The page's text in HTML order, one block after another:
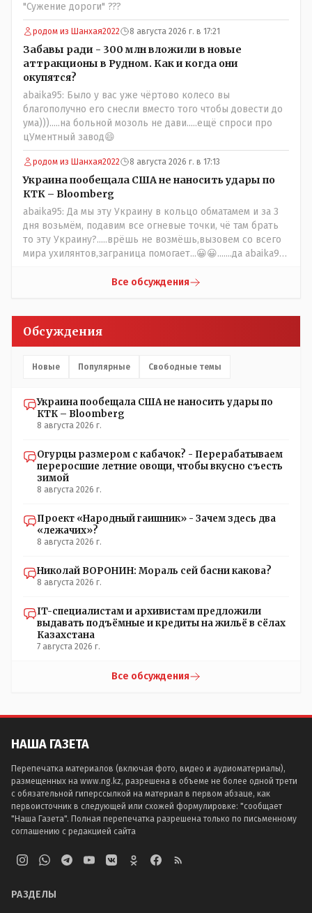
"Сужение дороги" ???
родом из Шанхая2022 8 августа 2026 г. в 17:21
Забавы ради - 300 млн вложили в новые
аттракционы в Рудном. Как и когда они
окупятся?
abaika95: Было у вас уже чёртово колесо вы
благополучно его снесли вместо того чтобы довести до
ума))).....на больной мозоль не дави.....ещё спроси про
цУментный завод😄
родом из Шанхая2022 8 августа 2026 г. в 17:13
Украина пообещала США не наносить удары по
КТК – Bloomberg
abaika95: Да мы эту Украину в кольцо обматамем и за 3
дня возьмём, подавим все огневые точки, чё там брать
то эту Украину?.....врёшь не возмёшь,вызовем со всего
мира ухилянтов,заграница помогает...😀😀.......да abaika95
Все обсуждения
Обсуждения
Новые Популярные Свободные темы
Украина пообещала США не наносить удары по
КТК – Bloomberg
8 августа 2026 г.
Огурцы размером с кабачок? - Перерабатываем
переросшие летние овощи, чтобы вкусно съесть
зимой
8 августа 2026 г.
Проект «Народный гаишник» - Зачем здесь два
«лежачих»?
8 августа 2026 г.
Николай ВОРОНИН: Мораль сей басни какова?
8 августа 2026 г.
IT-специалистам и архивистам предложили
выдавать подъёмные и кредиты на жильё в сёлах
Казахстана
7 августа 2026 г.
Все обсуждения
НАША ГАЗЕТА
Перепечатка материалов (включая фото, видео и аудиоматериалы),
размещенных на www.ng.kz, разрешена в объеме не более одной трети
с обязательной гиперссылкой на материал в первом абзаце, как
первоисточник в следующей или схожей формулировке: "сообщает
"Наша Газета". Полная перепечатка разрешена только по письменному
соглашению с редакцией сайта
РАЗДЕЛЫ